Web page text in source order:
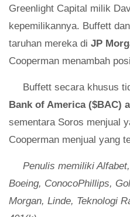
Greenlight Capital milik
kepemilikannya. Buffett
taruhan mereka di JP
Cooperman menambah
Buffett secara khusus
Bank of America ($BAC)
sementara Soros menjual
Cooperman menjual yang
Penulis memiliki
Boeing, ConocoPhillips,
Morgan, Linde, Teknologi